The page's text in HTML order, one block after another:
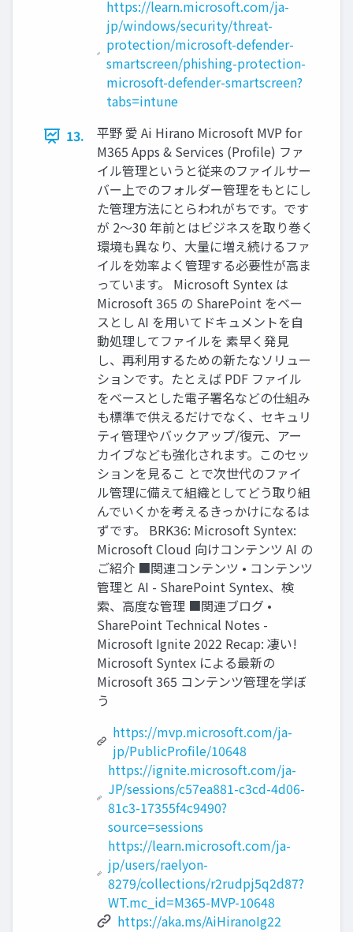
https://learn.microsoft.com/ja-
jp/windows/security/threat-
protection/microsoft-defender-
smartscreen/phishing-protection-
microsoft-defender-smartscreen?
tabs=intune
13.
平野 愛 Ai Hirano Microsoft MVP for
M365 Apps & Services (Profile) ファ
イル管理というと従来のファイルサー
バー上でのフォルダー管理をもとにし
た管理方法にとらわれがちです。です
が 2～30 年前とはビジネスを取り巻く
環境も異なり、大量に増え続けるファ
イルを効率よく管理する必要性が高ま
っています。 Microsoft Syntex は
Microsoft 365 の SharePoint をベー
スとし AI を用いてドキュメントを自
動処理してファイルを 素早く発見
し、再利用するための新たなソリュー
ションです。たとえば PDF ファイル
をベースとした電子署名などの仕組み
も標準で供えるだけでなく、セキュリ
ティ管理やバックアップ/復元、アー
カイブなども強化されます。このセッ
ションを見るこ とで次世代のファイ
ル管理に備えて組織としてどう取り組
んでいくかを考えるきっかけになるは
ずです。 BRK36: Microsoft Syntex:
Microsoft Cloud 向けコンテンツ AI の
ご紹介 ■関連コンテンツ • コンテンツ
管理と AI - SharePoint Syntex、検
索、高度な管理 ■関連ブログ •
SharePoint Technical Notes -
Microsoft Ignite 2022 Recap: 凄い!
Microsoft Syntex による最新の
Microsoft 365 コンテンツ管理を学ぼ
う
https://mvp.microsoft.com/ja-
jp/PublicProfile/10648
https://ignite.microsoft.com/ja-
JP/sessions/c57ea881-c3cd-4d06-
81c3-17355f4c9490?
source=sessions
https://learn.microsoft.com/ja-
jp/users/raelyon-
8279/collections/r2rudpj5q2d87?
WT.mc_id=M365-MVP-10648
https://aka.ms/AiHiranoIg22